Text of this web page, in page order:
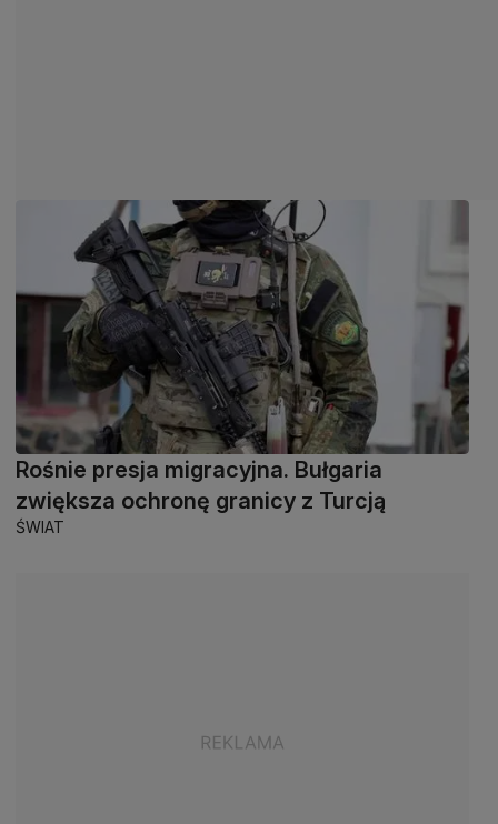
Rośnie presja migracyjna. Bułgaria
zwiększa ochronę granicy z Turcją
ŚWIAT